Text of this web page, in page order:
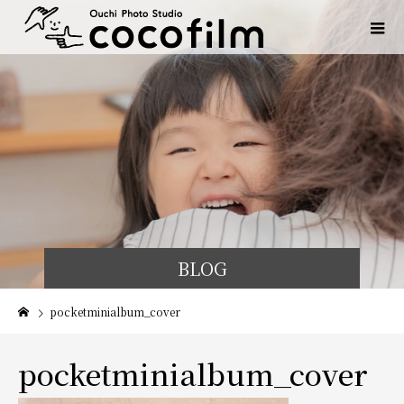
BLOG
pocketminialbum_cover
pocketminialbum_cover